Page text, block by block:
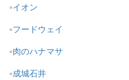
イオン
フードウェイ
肉のハナマサ
成城石井